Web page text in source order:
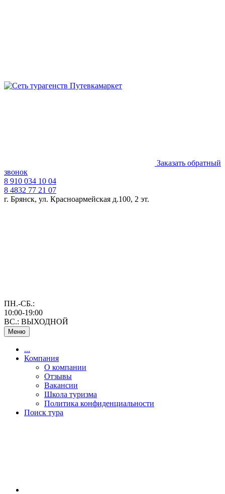
Заказать обратный
звонок
8 910 034 10 04
8 4832 77 21 07
г. Брянск, ул. Красноармейская д.100, 2 эт.
ПН.-СБ.:
10:00-19:00
ВС.: ВЫХОДНОЙ
Меню
...
Компания
О компании
Отзывы
Вакансии
Школа туризма
Политика конфиденциальности
Поиск тура